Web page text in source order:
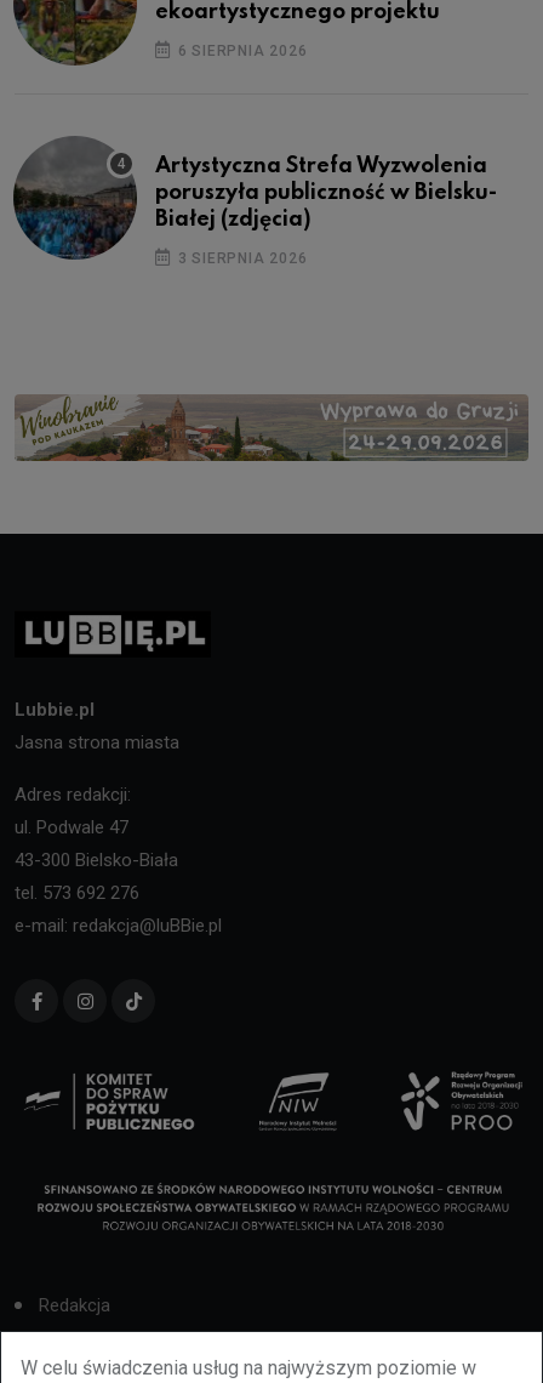
W celu świadczenia usług na najwyższym poziomie w
ekoartystycznego projektu
6 SIERPNIA 2026
Artystyczna Strefa Wyzwolenia
poruszyła publiczność w Bielsku-
Białej (zdjęcia)
3 SIERPNIA 2026
Lubbie.pl
Jasna strona miasta
Adres redakcji:
ul. Podwale 47
43-300 Bielsko-Biała
tel. 573 692 276
e-mail: redakcja@luBBie.pl
Redakcja
Cookies